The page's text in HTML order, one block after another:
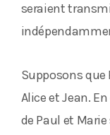
seraient
Supposons
Alice et Jean.
de Paul et